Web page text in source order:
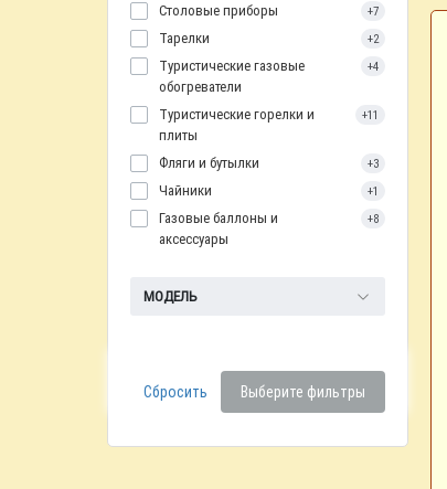
Столовые приборы +7
Тарелки +2
Туристические газовые
обогреватели
+4
Туристические горелки и
плиты
+11
Фляги и бутылки +3
Чайники +1
Газовые баллоны и
аксессуары
+8
МОДЕЛЬ
Сбросить Выберите фильтры